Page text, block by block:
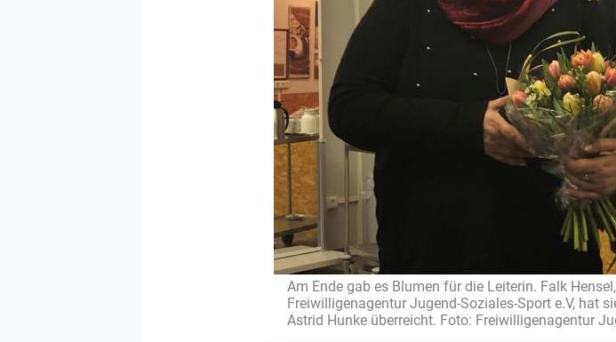
Am Ende gab es Blumen für die Leiterin. Falk
Freiwilligenagentur Jugend-Soziales-Sport e.V, hat
Astrid Hunke überreicht. Foto: Freiwilligenagentur